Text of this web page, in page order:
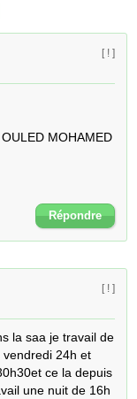
[ ! ]
MOHAMED
Répondre
[ ! ]
la saa je travail de
24h et
ce la depuis
une nuit de 16h